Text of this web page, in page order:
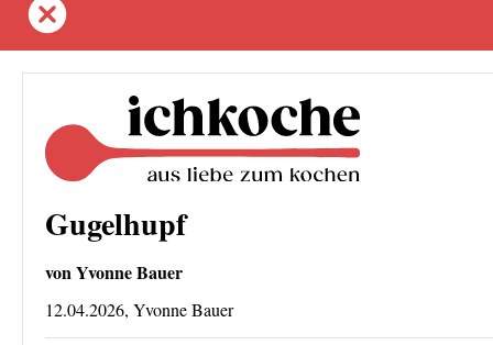
Gugelhupf
von Yvonne Bauer
12.04.2026, Yvonne Bauer